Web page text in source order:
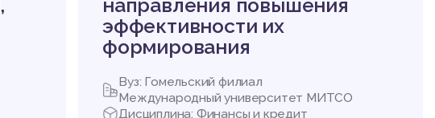
направления повышения
эффективности их
формирования
Вуз: Гомельский филиал
Международный университет МИТСО
Дисциплина: Финансы и кредит